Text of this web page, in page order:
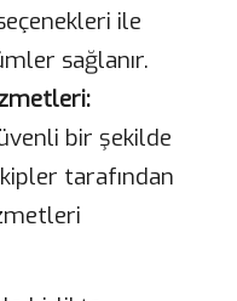
ile
sağlanır.
bir şekilde
tarafından